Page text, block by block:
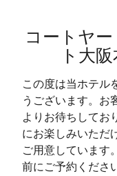
コートヤ
ト大
この度は当ホテル
うございます。お
よりお待ちしてお
にお楽しみいただ
ご用意しています
前にご予約くださ